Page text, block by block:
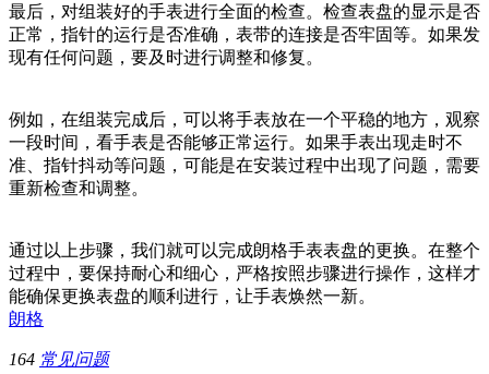
最后，对组装好的手表进行全面的检查。检查表盘的显示是否
正常，指针的运行是否准确，表带的连接是否牢固等。如果发
现有任何问题，要及时进行调整和修复。
例如，在组装完成后，可以将手表放在一个平稳的地方，观察
一段时间，看手表是否能够正常运行。如果手表出现走时不
准、指针抖动等问题，可能是在安装过程中出现了问题，需要
重新检查和调整。
通过以上步骤，我们就可以完成朗格手表表盘的更换。在整个
过程中，要保持耐心和细心，严格按照步骤进行操作，这样才
能确保更换表盘的顺利进行，让手表焕然一新。
朗格
164 常见问题